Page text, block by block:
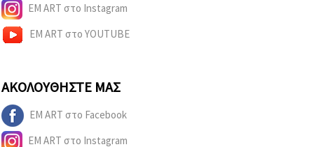
EM ART στο Instagram
EM ART στο YOUTUBE
ΑΚΟΛΟΥΘΉΣΤΕ ΜΑΣ
EM ART στο Facebook
EM ART στο Instagram